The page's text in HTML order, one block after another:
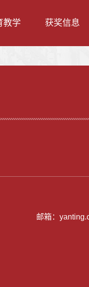
教学 获奖信息
邮箱：